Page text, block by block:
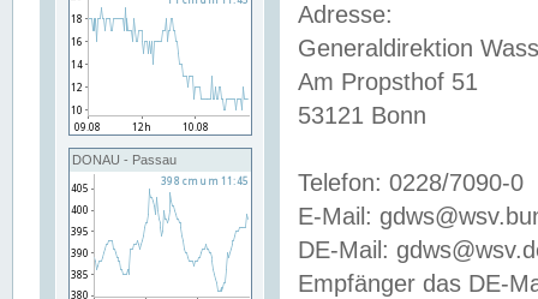
DONAU - Passau
Adresse:
Generaldirektion
Am Propsthof 51
53121 Bonn
Telefon: 0228/7090-0
E-Mail:
DE-Mail:
Empfänger das DE-